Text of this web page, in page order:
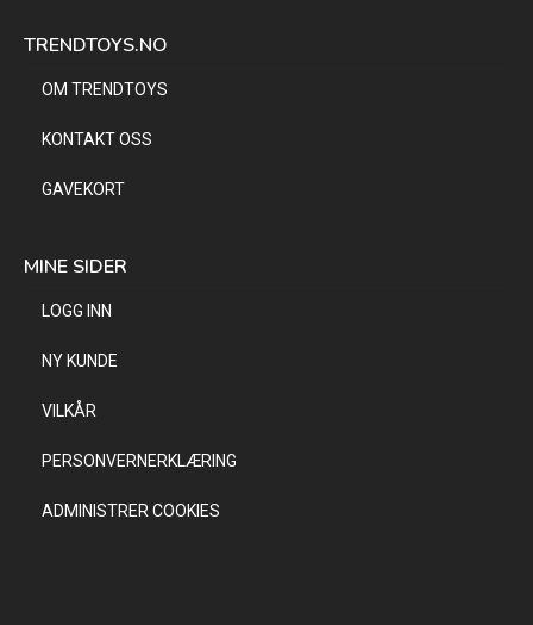
TRENDTOYS.NO
OM TRENDTOYS
KONTAKT OSS
GAVEKORT
MINE SIDER
LOGG INN
NY KUNDE
VILKÅR
PERSONVERNERKLÆRING
ADMINISTRER COOKIES